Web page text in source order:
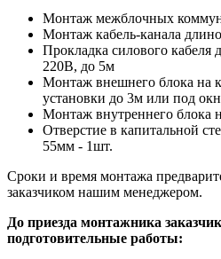
Монтаж межблочных
Монтаж кабель-канала
Прокладка силового кабеля
220В, до 5м
Монтаж внешнего блока на
установки до 3м или под
Монтаж внутреннего блока
Отверстие в капитальной
55мм - 1шт.
Сроки и время монтажа
заказчиком нашим менеджером.
До приезда монтажника
подготовительные работы: